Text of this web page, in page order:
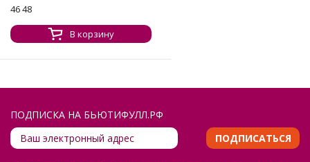
46 48
В корзину
ПОДПИСКА НА БЬЮТИФУЛЛ.РФ
ПОДПИСАТЬСЯ